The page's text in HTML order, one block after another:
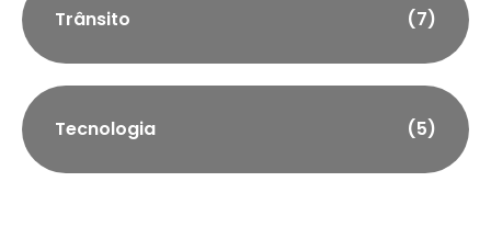
Trânsito (7)
Tecnologia (5)